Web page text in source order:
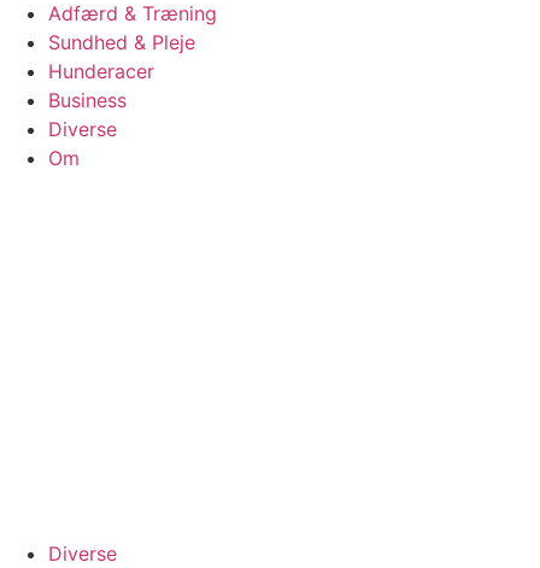
Adfærd & Træning
Sundhed & Pleje
Hunderacer
Business
Diverse
Om
Diverse